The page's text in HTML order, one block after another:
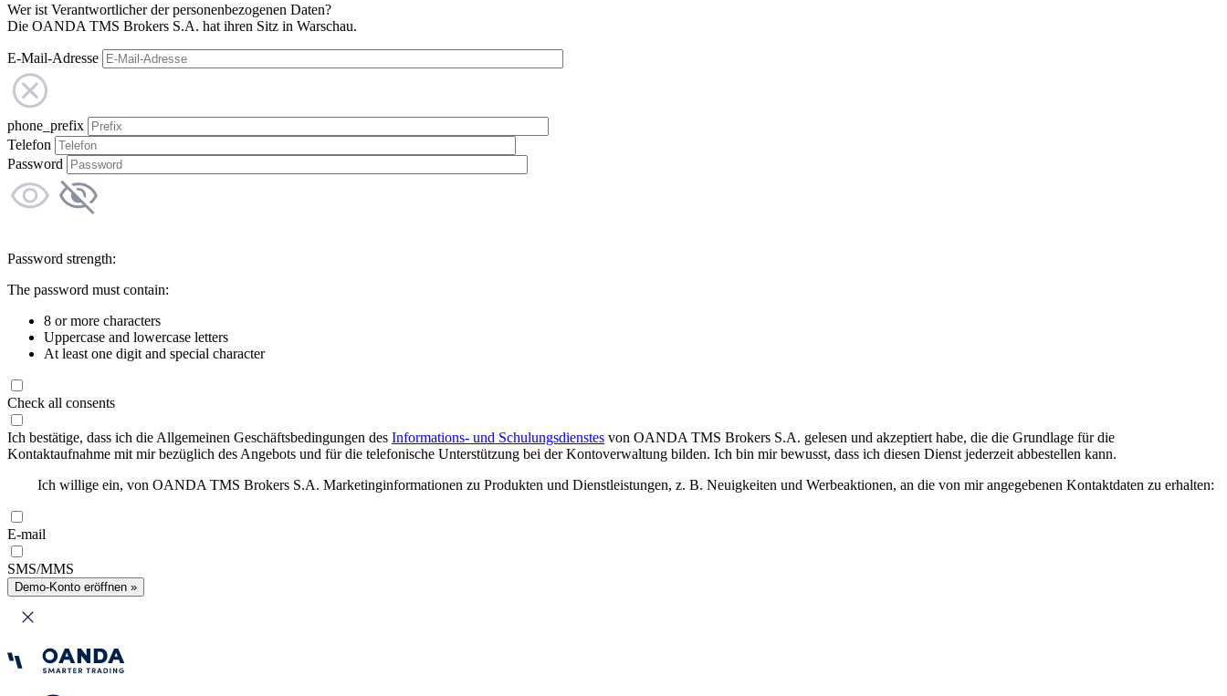
Wer ist Verantwortlicher der personenbezogenen Daten?
Die OANDA TMS Brokers S.A. hat ihren Sitz in Warschau.
E-Mail-Adresse
phone_prefix
Telefon
Password
Password strength:
The password must contain:
8 or more characters
Uppercase and lowercase letters
At least one digit and special character
Check all consents
Ich bestätige, dass ich die Allgemeinen Geschäftsbedingungen des Informations- und Schulungsdienstes von OANDA TMS Brokers S.A. gelesen und akzeptiert habe, die die Grundlage für die
Kontaktaufnahme mit mir bezüglich des Angebots und für die telefonische Unterstützung bei der Kontoverwaltung bilden. Ich bin mir bewusst, dass ich diesen Dienst jederzeit abbestellen kann.
Ich willige ein, von OANDA TMS Brokers S.A. Marketinginformationen zu Produkten und Dienstleistungen, z. B. Neuigkeiten und Werbeaktionen, an die von mir angegebenen Kontaktdaten zu erhalten:
E-mail
SMS/MMS
Demo-Konto eröffnen »